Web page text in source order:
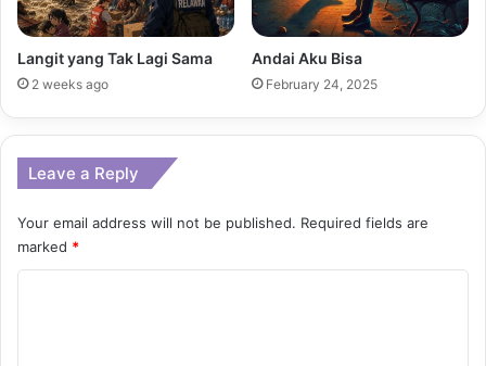
Langit yang Tak Lagi Sama
2 weeks ago
Andai Aku Bisa
February 24, 2025
Leave a Reply
Your email address will not be published. Required fields are
marked *